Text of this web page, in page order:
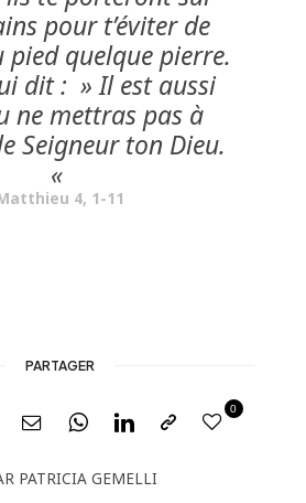
pour t’éviter de
quelque pierre.
dit : » Il est aussi
ne mettras pas à
Seigneur ton Dieu.
«
4, 1-11
PARTAGER
PATRICIA GEMELLI
0